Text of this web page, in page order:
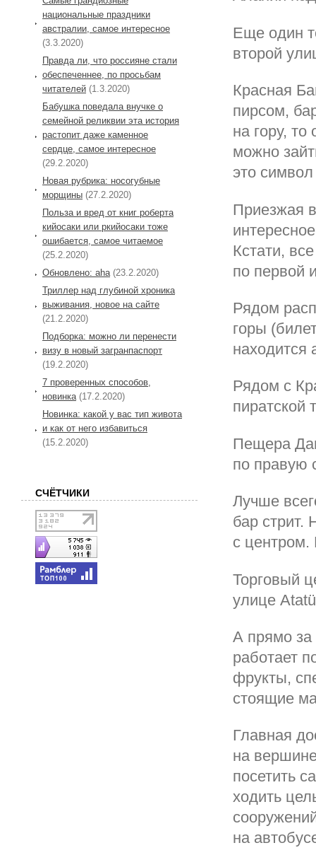
Еще один
второй
Красная
пирсом,
на гору,
можно
это символ
Приезжая
Кстати,
по первой
Рядом
горы
находится
Рядом с
пиратской
Пещера
по правую
Лучше
бар стрит.
с центром.
Торговый
улице
А прямо за
работает
фрукты,
стоящие
Главная
на
посетить
ходить
на
национальные праздники
австралии, самое интересное
(3.3.2020)
Правда ли, что россияне стали
обеспеченнее, по просьбам
читателей (1.3.2020)
Бабушка поведала внучке о
семейной реликвии эта история
растопит даже каменное
сердце, самое интересное
(29.2.2020)
Новая рубрика: носогубные
морщины (27.2.2020)
Польза и вред от книг роберта
кийосаки или ркийосаки тоже
ошибается, самое читаемое
(25.2.2020)
Обновлено: aha (23.2.2020)
Триллер над глубиной хроника
выживания, новое на сайте
(21.2.2020)
Подборка: можно ли перенести
визу в новый загранпаспорт
(19.2.2020)
7 проверенных способов,
новинка (17.2.2020)
Новинка: какой у вас тип живота
и как от него избавиться
(15.2.2020)
СЧЁТЧИКИ